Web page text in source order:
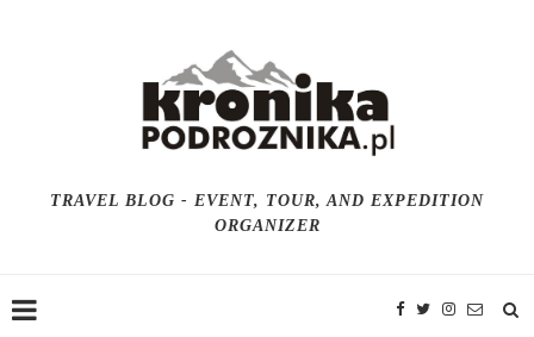
TRAVEL BLOG - EVENT, TOUR, AND EXPEDITION
ORGANIZER